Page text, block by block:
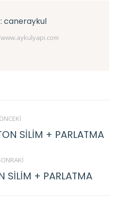
caneraykul
ÖNCEKI
Previous
SİLİM + PARLATMA
Next
SİLİM + PARLATMA